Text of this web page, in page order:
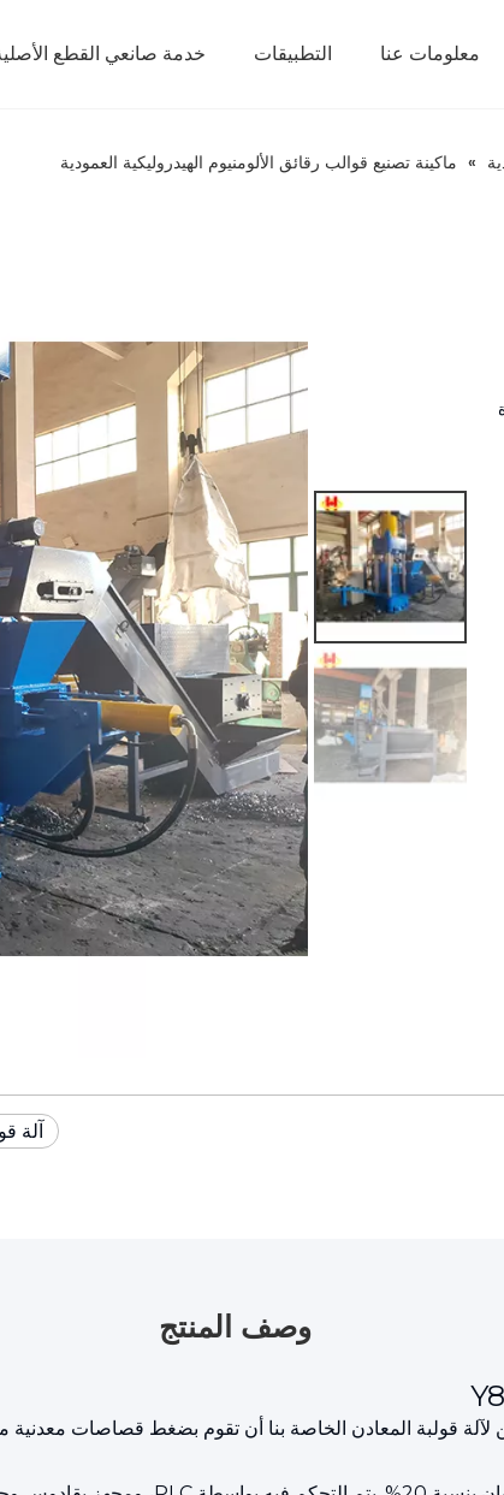
خدمة صانعي القطع التطبيقات معلومات عنا
» ماكينة تصنيع قوالب رقائق الألومنيوم الهيدروليكية العمودية
آلة
وصف المنتج
معدنية هيدروليكية عمودية بضغط 500 طن. يمكن لآلة قولبة المعادن الخاصة بنا أن